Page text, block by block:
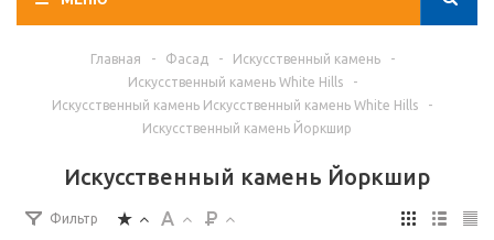
Главная - Фасад - Искусственный камень
-
Искусственный камень White Hills
-
Искусственный камень Искусственный камень White Hills
-
Искусственный камень Йоркшир
Искусственный камень Йоркшир
Фильтр